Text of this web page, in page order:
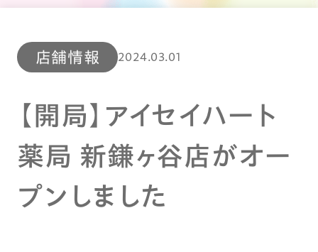
店舗情報 2024.03.01
【開局】アイセイハート
薬局 新鎌ヶ谷店がオー
プンしました